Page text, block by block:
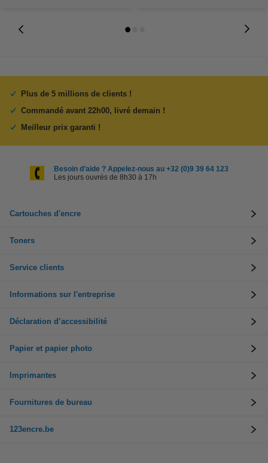
Plus de 5 millions de clients !
Commandé avant 22h00, livré demain !
Meilleur prix garanti !
Besoin d’aide ? Appelez-nous au +32 (0)9 39 64 123
Les jours ouvrés de 8h30 à 17h
Cartouches d'encre
Toners
Service clients
Informations sur l'entreprise
Déclaration d’accessibilité
Papier et papier photo
Imprimantes
Fournitures de bureau
123encre.be